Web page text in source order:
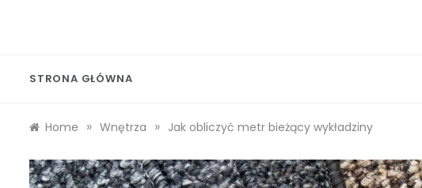
STRONA GŁÓWNA
Home » Wnętrza » Jak obliczyć metr bieżący wykładziny